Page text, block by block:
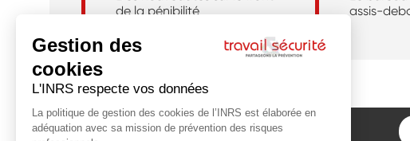
de la pénibilité
assis-
Abonnez-vous à la newsletter de l'INRS !